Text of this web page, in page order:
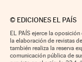
© EDICIONES EL PAÍS
EL PAÍS ejerce la
la elaboración de revistas
también realiza la reserva
comunicación pública de